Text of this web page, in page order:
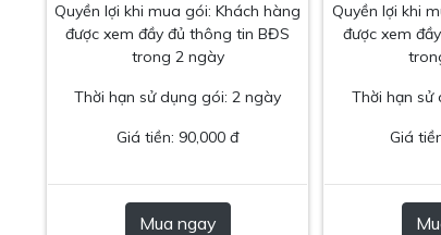
Quyền lợi khi mua gói: Khách hàng
được xem đầy đủ thông tin BĐS
trong 2 ngày
Thời hạn sử dụng gói: 2 ngày
Giá tiền: 90,000 đ
Mua ngay
Quyền lợi khi
được xem
Thời hạn sử
Giá